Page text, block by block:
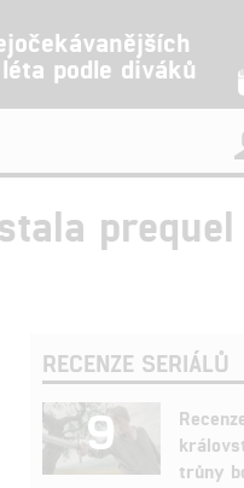
podle diváků
prequel
RECENZE SERIÁLŮ
9
trůny